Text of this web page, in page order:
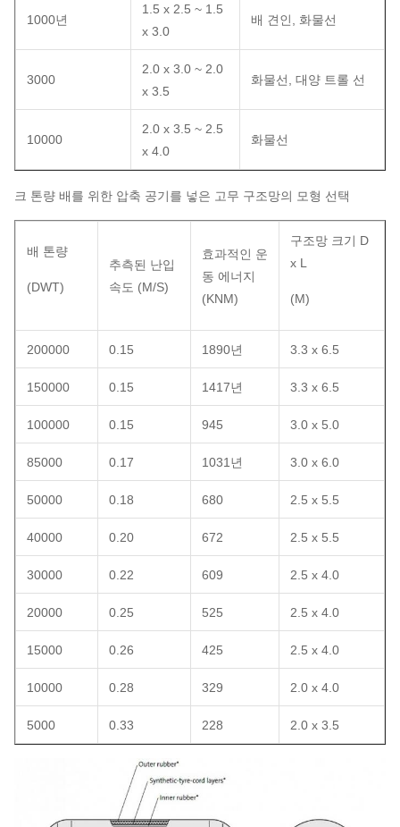
1000년
1.5 x 2.5 ~ 1.5
x 3.0
배 견인, 화물선
3000
2.0 x 3.0 ~ 2.0
x 3.5
화물선, 대양 트롤 선
10000
2.0 x 3.5 ~ 2.5
x 4.0
화물선
크 톤량 배를 위한 압축 공기를 넣은 고무 구조망의 모형 선택
배 톤량
(DWT)
추측된 난입
속도 (M/S)
효과적인 운
동 에너지
(KNM)
구조망 크기 D
x L
(M)
200000 0.15 1890년 3.3 x 6.5
150000 0.15 1417년 3.3 x 6.5
100000 0.15 945 3.0 x 5.0
85000 0.17 1031년 3.0 x 6.0
50000 0.18 680 2.5 x 5.5
40000 0.20 672 2.5 x 5.5
30000 0.22 609 2.5 x 4.0
20000 0.25 525 2.5 x 4.0
15000 0.26 425 2.5 x 4.0
10000 0.28 329 2.0 x 4.0
5000 0.33 228 2.0 x 3.5